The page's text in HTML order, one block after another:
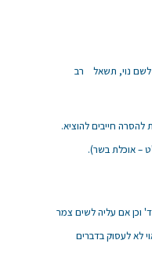
לשם נוי, תשאל רב
להסרה חייבים להוציא.
– אוכלת בשר).
וכן אם עליה לשים צמר
לא לעסוק בדברים